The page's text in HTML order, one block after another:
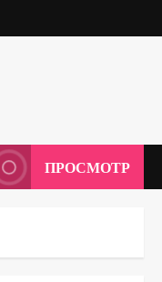
ПРОСМОТР